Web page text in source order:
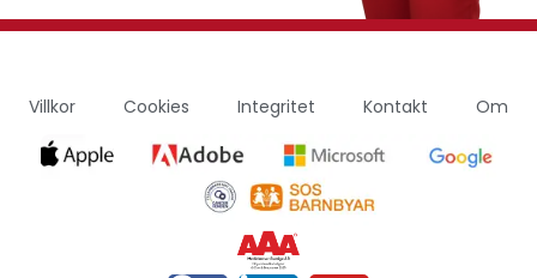
Villkor Cookies Integritet Kontakt Om